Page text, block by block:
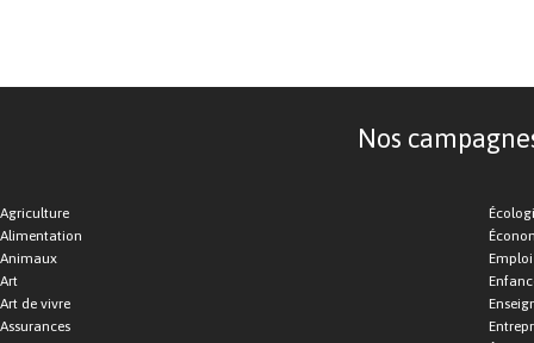
Nos
Agriculture
Alimentation
Animaux
Art
Art de vivre
Assurances
Emploi